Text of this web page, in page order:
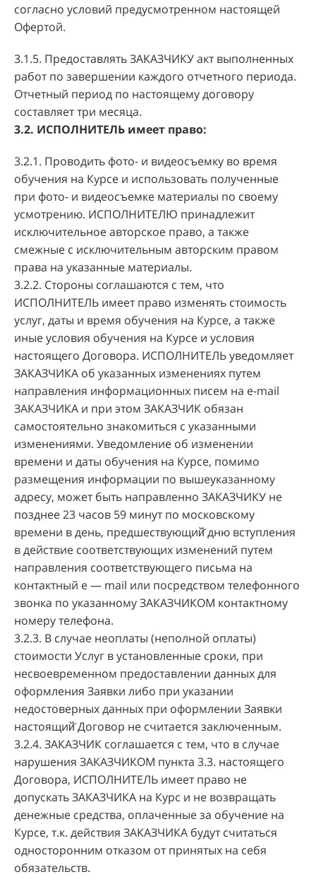
согласно условий предусмотренном настоящей
Офертой.
3.1.5. Предоставлять ЗАКАЗЧИКУ акт выполненных
работ по завершении каждого отчетного периода.
Отчетный период по настоящему договору
составляет три месяца.
3.2. ИСПОЛНИТЕЛЬ имеет право:
3.2.1. Проводить фото- и видеосъемку во время
обучения на Курсе и использовать полученные
при фото- и видеосъемке материалы по своему
усмотрению. ИСПОЛНИТЕЛЮ принадлежит
исключительное авторское право, а также
смежные с исключительным авторским правом
права на указанные материалы.
3.2.2. Стороны соглашаются с тем, что
ИСПОЛНИТЕЛЬ имеет право изменять стоимость
услуг, даты и время обучения на Курсе, а также
иные условия обучения на Курсе и условия
настоящего Договора. ИСПОЛНИТЕЛЬ уведомляет
ЗАКАЗЧИКА об указанных изменениях путем
направления информационных писем на e-mail
ЗАКАЗЧИКА и при этом ЗАКАЗЧИК обязан
самостоятельно знакомиться с указанными
изменениями. Уведомление об изменении
времени и даты обучения на Курсе, помимо
размещения информации по вышеуказанному
адресу, может быть направленно ЗАКАЗЧИКУ не
позднее 23 часов 59 минут по московскому
времени в день, предшествующий̆ дню вступления
в действие соответствующих изменений путем
направления соответствующего письма на
контактный e — mail или посредством телефонного
звонка по указанному ЗАКАЗЧИКОМ контактному
номеру телефона.
3.2.3. В случае неоплаты (неполной оплаты)
стоимости Услуг в установленные сроки, при
несвоевременном предоставлении данных для
оформления Заявки либо при указании
недостоверных данных при оформлении Заявки
настоящий̆ Договор не считается заключенным.
3.2.4. ЗАКАЗЧИК соглашается с тем, что в случае
нарушения ЗАКАЗЧИКОМ пункта 3.3. настоящего
Договора, ИСПОЛНИТЕЛЬ имеет право не
допускать ЗАКАЗЧИКА на Курс и не возвращать
денежные средства, оплаченные за обучение на
Курсе, т.к. действия ЗАКАЗЧИКА будут считаться
односторонним отказом от принятых на себя
обязательств.